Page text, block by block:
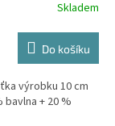
Skladem
Do košíku
výrobku 10 cm
+ 20 %